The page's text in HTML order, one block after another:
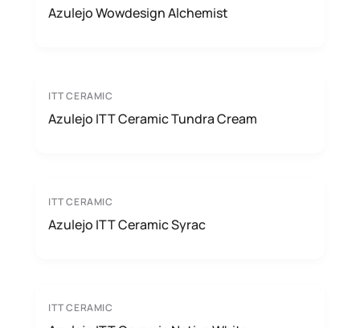
Azulejo Wowdesign Alchemist
ITT CERAMIC
Azulejo ITT Ceramic Tundra Cream
ITT CERAMIC
Azulejo ITT Ceramic Syrac
ITT CERAMIC